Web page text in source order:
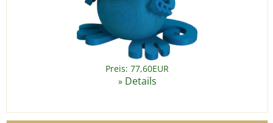
Preis: 77,60EUR
» Details